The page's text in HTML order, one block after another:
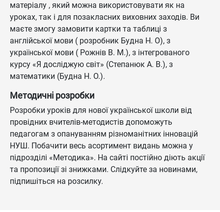
матеріалу , який можна використовувати як на
уроках, так і для позакласних виховних заходів. Ви
маєте змогу замовити картки та таблиці з
англійської мови ( розробник Будна Н. О), з
української мови ( Рожнів В. М.), з інтегрованого
курсу «Я досліджую світ» (Степанюк А. В.), з
математики (Будна Н. О.).
Методичні розробки
Розробки уроків для нової української школи від
провідних вчителів-методистів допоможуть
педагогам з опануванням різноманітних інновацій
НУШ. Побачити весь асортимент видань можна у
підрозділі «Методика». На сайті постійно діють акції
та пропозиції зі знижками. Слідкуйте за новинами,
підпишіться на розсилку.